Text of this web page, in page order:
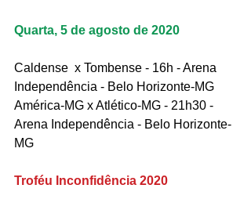
Quarta, 5 de agosto de 2020
Caldense  x Tombense - 16h - Arena
Independência - Belo Horizonte-MG
América-MG x Atlético-MG - 21h30 -
Arena Independência - Belo Horizonte-
MG
Troféu Inconfidência 2020